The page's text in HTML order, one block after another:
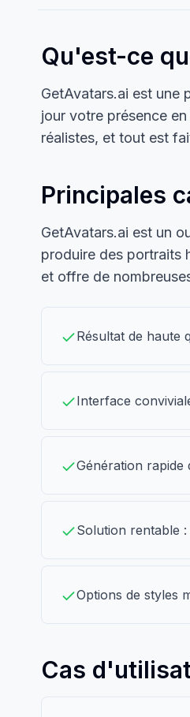
Qu'est-ce
GetAvatars.ai est une
jour votre présence
réalistes, et tout est
Principales
GetAvatars.ai est un
produire des portraits
et offre de
Résultat de haute
Interface
Génération
Solution rentable
Options de styles
Cas